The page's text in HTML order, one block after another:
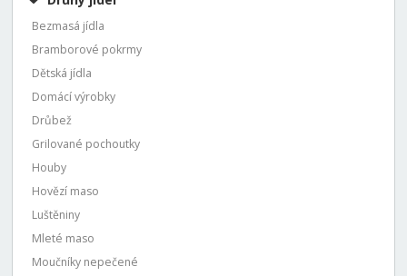
Bezmasá jídla
Bramborové pokrmy
Dětská jídla
Domácí výrobky
Drůbež
Grilované pochoutky
Houby
Hovězí maso
Luštěniny
Mleté maso
Moučníky nepečené